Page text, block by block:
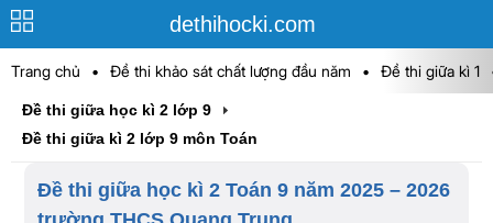
dethihocki.com
Trang chủ • Đề thi khảo sát chất lượng đầu năm • Đề thi giữa kì 1
Đề thi giữa học kì 2 lớp 9
Đề thi giữa kì 2 lớp 9 môn Toán
Đề thi giữa học kì 2 Toán 9 năm 2025 – 2026